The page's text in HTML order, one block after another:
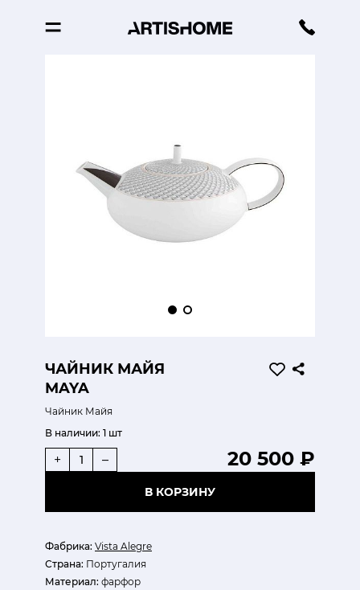
ЧАЙНИК МАЙЯ
MAYA
Чайник Майя
Фабрика: Vista Alegre
Страна: Португалия
Материал: фарфор
В наличии: 1 шт
20 500 ₽
+ –
В КОРЗИНУ